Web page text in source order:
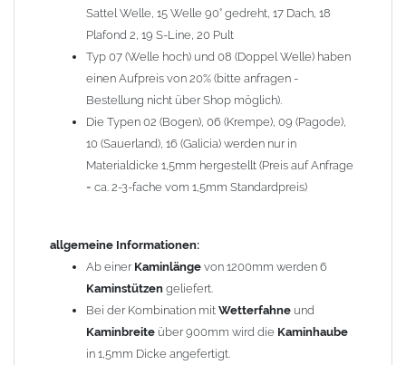
Lieferzeit: ca. 1-2 Wochen nach Zahlungseingang
Sonderanfertigung: Die Kaminhaube wird kundenspezifisch
angefertigt - keine Rücknahme möglich!
Zum Bild vergößern, bitte auf das Bild klicken!
Sattel Welle, 15 Welle 90° gedreht, 17 Dach, 18
Plafond 2, 19 S-Line, 20 Pult
Typ 07 (Welle hoch) und 08 (Doppel Welle) haben
einen Aufpreis von 20% (bitte anfragen -
Bestellung nicht über Shop möglich).
Die Typen 02 (Bogen), 06 (Krempe), 09 (Pagode),
10 (Sauerland), 16 (Galicia) werden nur in
Materialdicke 1,5mm hergestellt (Preis auf Anfrage
= ca. 2-3-fache vom 1,5mm Standardpreis)
allgemeine Informationen:
Ab einer Kaminlänge von 1200mm werden 6
Kaminstützen geliefert.
Bei der Kombination mit Wetterfahne und
Kaminbreite über 900mm wird die Kaminhaube
in 1,5mm Dicke angefertigt.